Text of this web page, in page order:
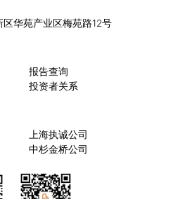
华苑产业区梅苑路12号
报告查询
投资者关系
上海执诚公司
中杉金桥公司